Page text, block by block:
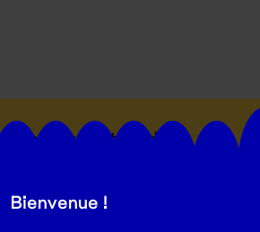
actualités du
Bienvenue !